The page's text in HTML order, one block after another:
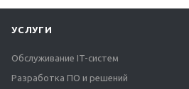
УСЛУГИ
Обслуживание IT-систем
Разработка ПО и решений